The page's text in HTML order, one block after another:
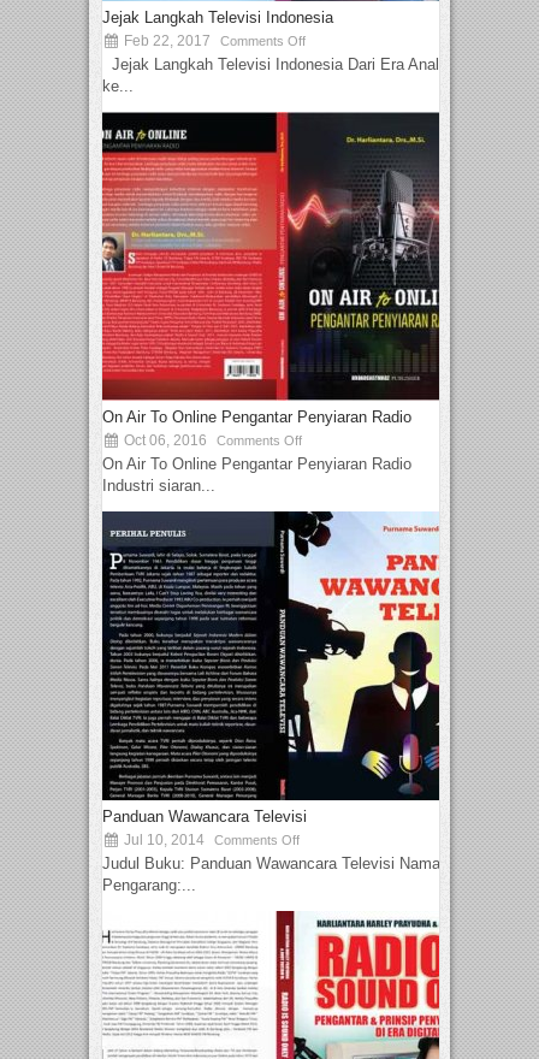
Jejak Langkah Televisi Indonesia
Feb 22, 2017 Comments Off
Jejak Langkah Televisi Indonesia Dari Era Analog
ke...
On Air To Online Pengantar Penyiaran Radio
Oct 06, 2016 Comments Off
On Air To Online Pengantar Penyiaran Radio
Industri siaran...
Panduan Wawancara Televisi
Jul 10, 2014 Comments Off
Judul Buku: Panduan Wawancara Televisi Nama
Pengarang:...